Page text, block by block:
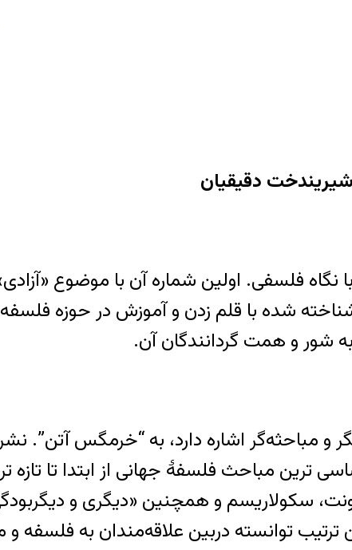
دقیقیان
فلسفی. اولین شماره آن با موضوع
شده با قلم زدن و آموزش در حوزه
به شور و همت گردانندگان آن.
و مباحثه‌‌گر اشاره دارد، به “خرمگس
ترین مباحث فلسفۀ جهانی از ابتدا تا
سکولاریسم و همچنین «دیگری و
ترتیب توانسته دربین علاقه‌مندان به